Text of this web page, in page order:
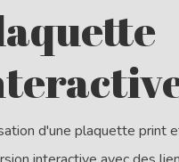
d'une plaquette print